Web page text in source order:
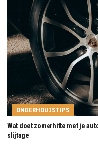
ONDERHOUDSTIPS
Wat doet zomerhitte met je
slijtage